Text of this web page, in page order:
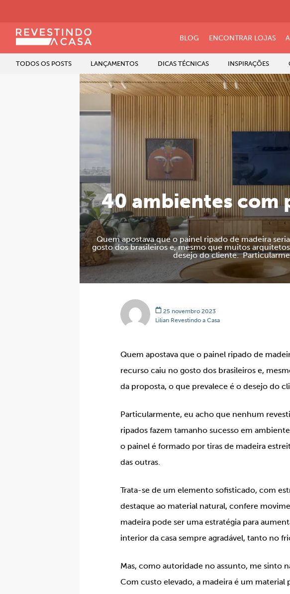
BLOG ENCONTRAR LOJAS
TODOS OS POSTS LANÇAMENTOS DICAS TÉCNICAS INSPIRAÇÕES
40 ambientes com
Quem apostava que o painel ripado de madeira
gosto dos brasileiros e, mesmo que muitos
desejo do cliente.
25 novembro 2023
Lilian Revestindo a Casa
Quem apostava que o painel ripado de
recurso caiu no gosto dos brasileiros e,
da proposta, o que prevalece é o desejo do
Particularmente, eu acho que nenhum
ripados fazem tamanho sucesso em
o painel é formado por tiras de madeira
das outras.
Trata-se de um elemento sofisticado, com
destaque ao material natural, confere
madeira pode ser uma estratégia para
interior da casa sempre agradável, tanto no
Mas, como autoridade no assunto, me sinto
Com custo elevado, a madeira é um